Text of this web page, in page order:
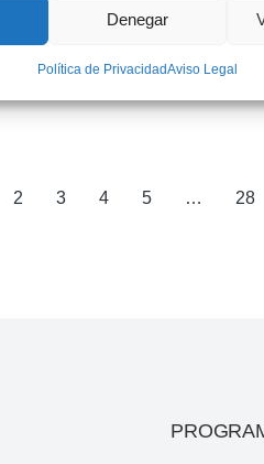
Denegar
Política de PrivacidadAviso Legal
Sr. Jordi Bruno
Expert on Critical
2 3 4 5 … 28